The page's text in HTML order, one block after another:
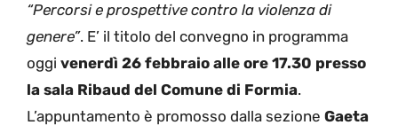
“Percorsi e prospettive contro la violenza di
genere”. E’ il titolo del convegno in programma
oggi venerdì 26 febbraio alle ore 17.30 presso
la sala Ribaud del Comune di Formia.
L’appuntamento è promosso dalla sezione Gaeta